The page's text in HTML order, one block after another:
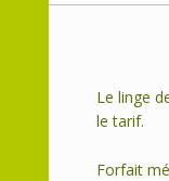
Le linge
le tarif.
Forfait